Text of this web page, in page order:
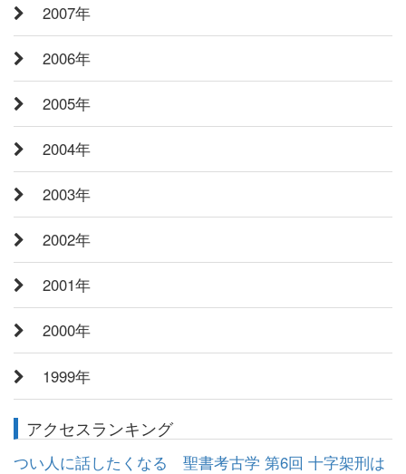
2007年
2006年
2005年
2004年
2003年
2002年
2001年
2000年
1999年
アクセスランキング
つい人に話したくなる 聖書考古学 第6回 十字架刑は